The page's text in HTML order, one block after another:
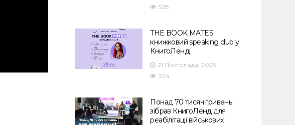
528
THE BOOK MATES:
книжковий speaking club у
КнигоЛенді
21 Листопада, 2025
324
Понад 70 тисяч гривень
зібрав КнигоЛенд для
реабілітації військових